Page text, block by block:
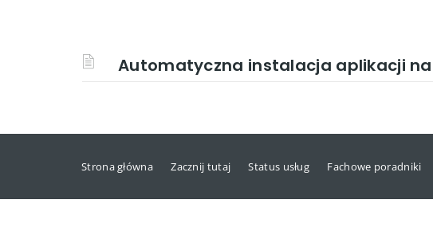
Automatyczna instalacja aplikacji
Strona główna Zacznij tutaj Status usług Fachowe poradniki